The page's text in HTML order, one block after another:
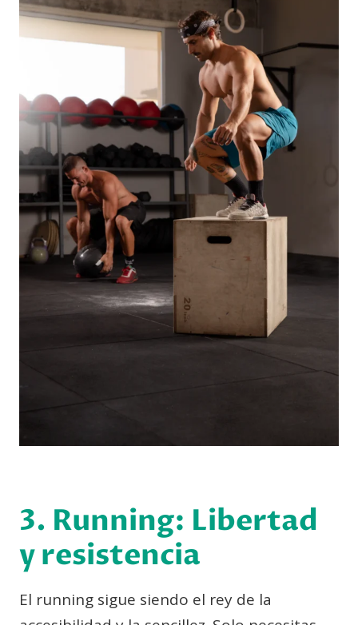
3. Running: Libertad
y resistencia
El running sigue siendo el rey de la